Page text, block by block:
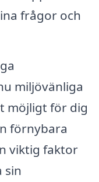
frågor och
miljövänliga
möjligt för dig
förnybara
viktig faktor
sin